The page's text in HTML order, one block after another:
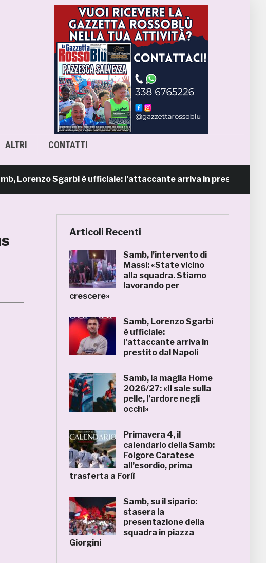
ALTRI CONTATTI
Sgarbi è ufficiale: l’attaccante arriva in prestito dal Napoli
Articoli Recenti
Samb, l’intervento di
Massi: «State vicino
alla squadra. Stiamo
lavorando per
crescere»
Samb, Lorenzo Sgarbi
è ufficiale:
l’attaccante arriva in
prestito dal Napoli
Samb, la maglia Home
2026/27: «Il sale sulla
pelle, l’ardore negli
occhi»
Primavera 4, il
calendario della Samb:
Folgore Caratese
all’esordio, prima
trasferta a Forlì
Samb, su il sipario:
stasera la
presentazione della
squadra in piazza
Giorgini